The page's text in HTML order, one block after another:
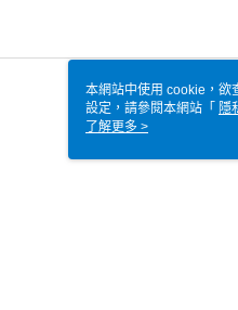
本網站中使用 cookie，欲
設定，請參閱本網站「 隱
使用 cookie。
了解更多 >